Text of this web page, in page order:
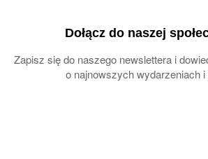
Dołącz do naszej
Zapisz się do naszego newslettera i
o najnowszych wydarzeniach i